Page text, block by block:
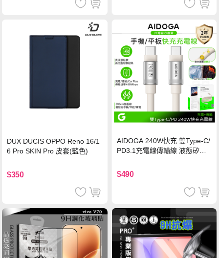
DUX DUCIS OPPO Reno 16/1
6 Pro SKIN Pro 皮套(藍色)
$350
AIDOGA 240W快充 雙Type-C/
PD3.1充電線傳輸線 液態矽膠
機/平板/筆電
$490